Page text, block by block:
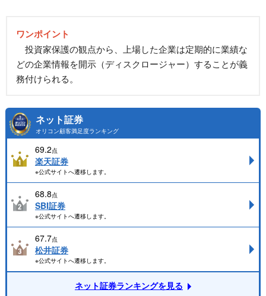
ワンポイント
投資家保護の観点から、上場した企業は定期的に業績な
どの企業情報を開示（ディスクロージャー）することが義
務付けられる。
ネット証券
オリコン顧客満足度ランキング
69.2点
楽天証券
※公式サイトへ遷移します。
68.8点
SBI証券
※公式サイトへ遷移します。
67.7点
松井証券
※公式サイトへ遷移します。
ネット証券ランキングを見る